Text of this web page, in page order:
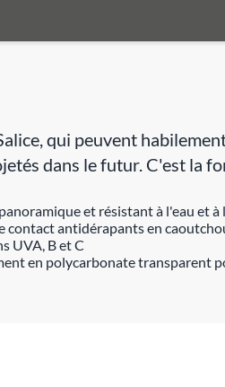
qui peuvent
dans le futur. C'est la
et résistant à l'eau et à
contact antidérapants en
UVA, B et C
en polycarbonate transparent